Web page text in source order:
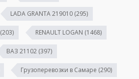
LADA GRANTA 219010 (295)
(203) RENAULT LOGAN (1468)
ВАЗ 21102 (397)
Грузоперевозки в Самаре (290)